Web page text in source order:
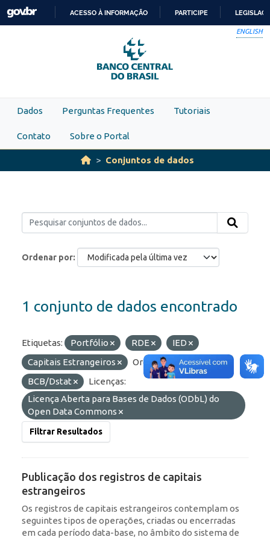
Skip to main content
PARA
O
CONTEÚDO
ACESSO À INFORMAÇÃO PARTICIPE
ENGLISH
Dados Perguntas Frequentes Tutoriais
Contato Sobre o Portal
Conjuntos de dados
Ordenar por
1 conjunto de dados encontrado
Etiquetas: Portfólio RDE
IED
Capitais Estrangeiros
Organizações:
BCB/Dstat
Licenças:
Licença Aberta para Bases de Dados (ODbL) do
Open Data Commons
Filtrar Resultados
Publicação dos registros de capitais
estrangeiros
Os registros de capitais estrangeiros contemplam os
seguintes tipos de operações, criadas ou encerradas
em cada período data-base, no âmbito do sistema de